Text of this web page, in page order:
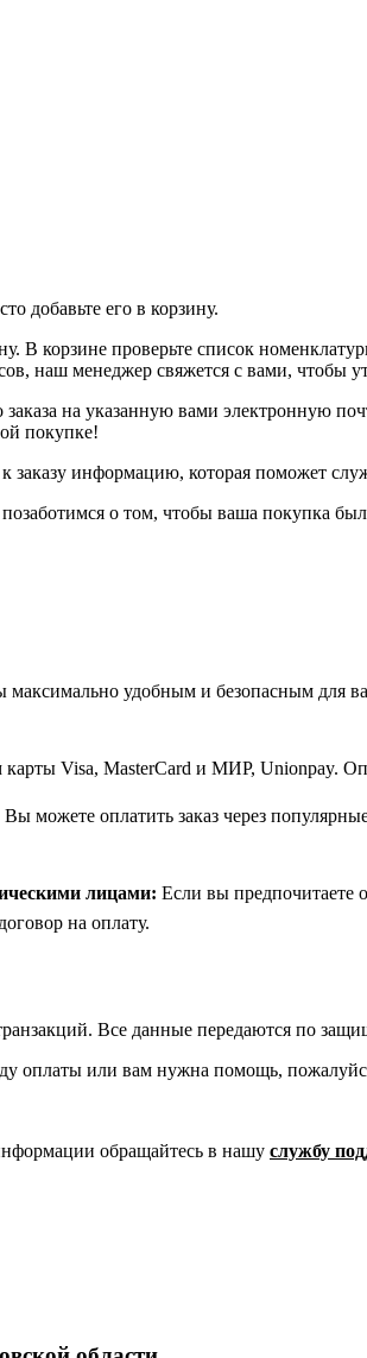
добавьте его в корзину.
В корзине проверьте список
наш менеджер свяжется с вами, чтобы
на указанную вами электронную
покупке!
информацию, которая поможет
о том, чтобы ваша покупка
максимально удобным и безопасным для
Visa, MasterCard и МИР, Unionpay.
Вы можете оплатить заказ через
лицами: Если вы предпочитаете
на оплату.
Все данные передаются по
оплаты или вам нужна помощь,
обращайтесь в нашу службу